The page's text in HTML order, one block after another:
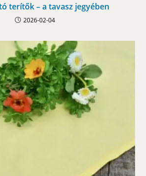
terítők – a tavasz jegyében
2026-02-04